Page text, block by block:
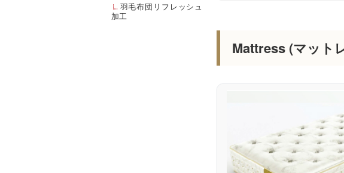
羽毛布団リフレッシュ
加工
Mattress (マット